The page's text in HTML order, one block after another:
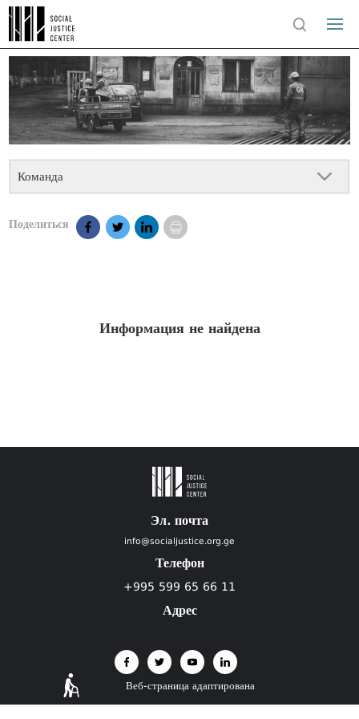
Команда
Поделиться
Информация не найдена
Эл. почта
info@socialjustice.org.ge
Телефон
+995 599 65 66 11
Адрес
Веб-страница адаптирована